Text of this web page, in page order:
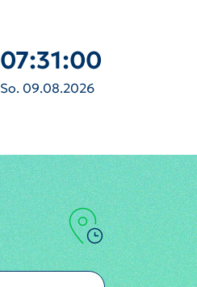
07:31:03
So. 09.08.2026